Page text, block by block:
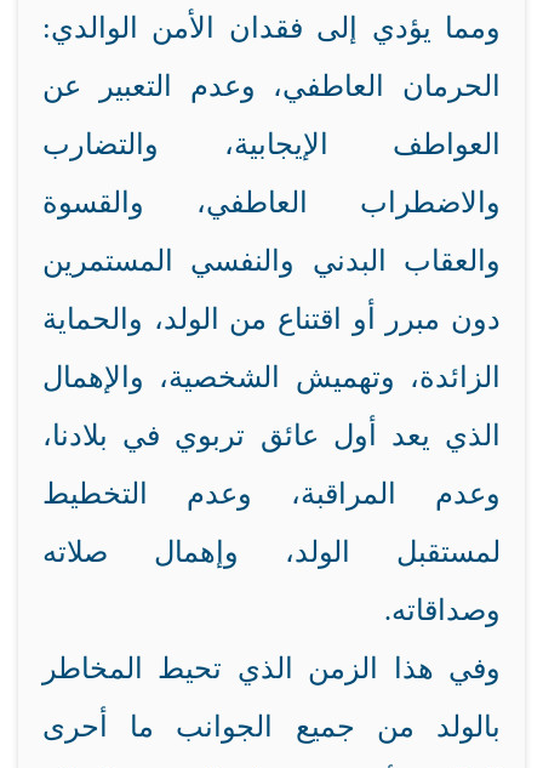
ومما يؤدي إلى فقدان الأمن الوالدي:
الحرمان العاطفي، وعدم التعبير عن
العواطف الإيجابية، والتضارب
والاضطراب العاطفي، والقسوة
والعقاب البدني والنفسي المستمرين
دون مبرر أو اقتناع من الولد، والحماية
الزائدة، وتهميش الشخصية، والإهمال
الذي يعد أول عائق تربوي في بلادنا،
وعدم المراقبة، وعدم التخطيط
لمستقبل الولد، وإهمال صلاته
وصداقاته.
وفي هذا الزمن الذي تحيط المخاطر
بالولد من جميع الجوانب ما أحرى